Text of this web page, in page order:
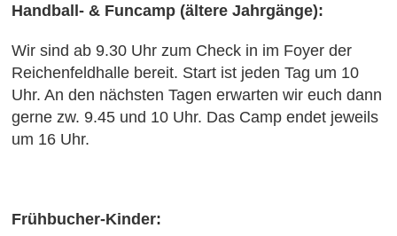
Handball- & Funcamp (ältere Jahrgänge):
Wir sind ab 9.30 Uhr zum Check in im Foyer der
Reichenfeldhalle bereit. Start ist jeden Tag um 10
Uhr. An den nächsten Tagen erwarten wir euch dann
gerne zw. 9.45 und 10 Uhr. Das Camp endet jeweils
um 16 Uhr.
Frühbucher-Kinder: